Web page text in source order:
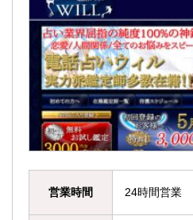
営業時間 24時間営業